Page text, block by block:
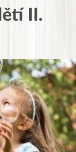
II.